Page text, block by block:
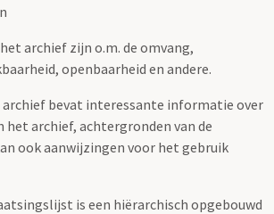
archief zijn o.m. de omvang,
openbaarheid en andere.
archief bevat interessante informatie over
het archief, achtergronden van de
ook aanwijzingen voor het gebruik
is een hiërarchisch opgebouwd